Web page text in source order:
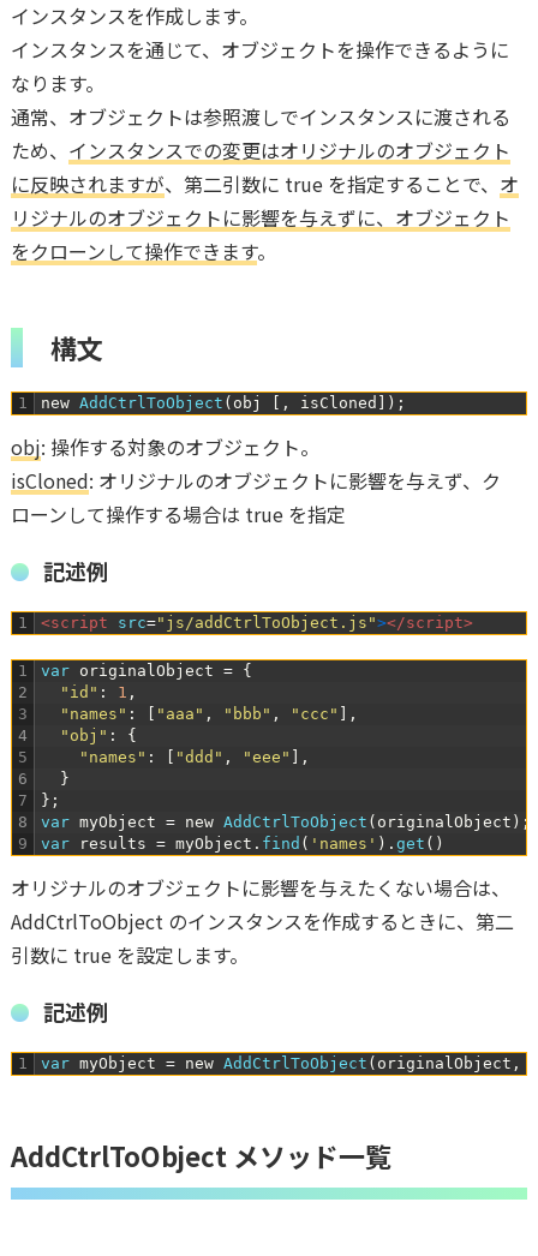
インスタンスを作成します。
インスタンスを通じて、オブジェクトを操作できるように
なります。
通常、オブジェクトは参照渡しでインスタンスに渡される
ため、 インスタンスでの変更はオリジナルのオブジェクト
に反映されますが、第二引数に true を指定することで、 オ
リジナルのオブジェクトに影響を与えずに、オブジェクト
をクローンして操作できます。
構文
1 new AddCtrlToObject ( obj , isCloned ) ;
obj: 操作する対象のオブジェクト。
isCloned: オリジナルのオブジェクトに影響を与えず、ク
ローンして操作する場合は true を指定
記述例
1 <script src="js/addCtrlToObject.js"></script>
1
2
3
4
5
6
7
8
9
var originalObject =
{
"id" : 1 ,
"names" : "aaa" , "bbb" , "ccc"
,
"obj" :
{
"names" : "ddd" , "eee"
,
}
} ;
var myObject = new AddCtrlToObject ( originalObject ) ;
var
results = myObject . find ( 'names' ) . get ( )
オリジナルのオブジェクトに影響を与えたくない場合は、
AddCtrlToObject のインスタンスを作成するときに、第二
引数に true を設定します。
記述例
1 var myObject = new AddCtrlToObject ( originalObject ,
AddCtrlToObject メソッド一覧